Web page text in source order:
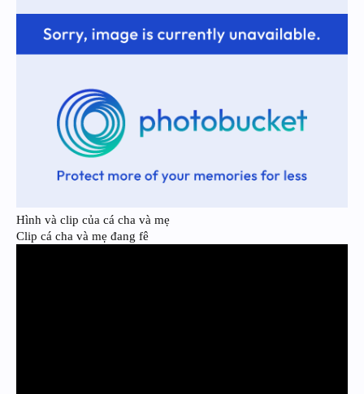
Hình và clip của cá cha và mẹ
Clip cá cha và mẹ đang fê